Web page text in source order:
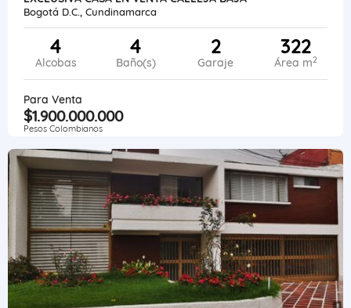
Bogotá D.C., Cundinamarca
4
Alcobas
4
Baño(s)
2
Garaje
322
Área m2
Para Venta
$1.900.000.000
Pesos Colombianos